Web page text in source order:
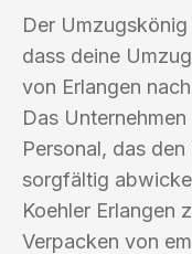
Der
dass deine
von Erlangen
Das
Personal, das
sorgfältig
Koehler Erlangen
Verpacken von